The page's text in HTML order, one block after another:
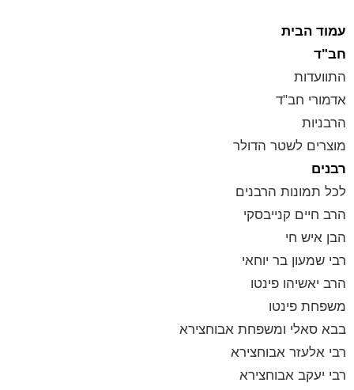
עמוד הבית
חב"ד
התוועדות
אדמורי חב"ד
הרבניות
מוצרים לשטר הדולר
רבנים
לכל תמונות הרבנים
הרב חיים קנייבסקי
הבן איש חי
רבי שמעון בר יוחאי
הרב יאשיהו פינטו
משפחת פינטו
בבא סאלי ומשפחת אבוחצירא
רבי אלעזר אבוחצירא
רבי יעקב אבוחצירא